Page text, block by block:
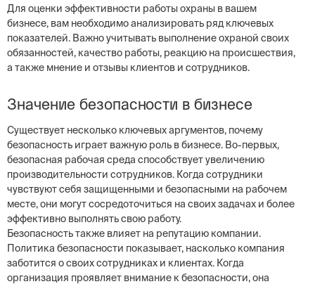
Для оценки эффективности работы охраны в вашем
бизнесе, вам необходимо анализировать ряд ключевых
показателей. Важно учитывать выполнение охраной своих
обязанностей, качество работы, реакцию на происшествия,
а также мнение и отзывы клиентов и сотрудников.
Значение безопасности в бизнесе
Существует несколько ключевых аргументов, почему
безопасность играет важную роль в бизнесе. Во-первых,
безопасная рабочая среда способствует увеличению
производительности сотрудников. Когда сотрудники
чувствуют себя защищенными и безопасными на рабочем
месте, они могут сосредоточиться на своих задачах и более
эффективно выполнять свою работу.
Безопасность также влияет на репутацию компании.
Политика безопасности показывает, насколько компания
заботится о своих сотрудниках и клиентах. Когда
организация проявляет внимание к безопасности, она